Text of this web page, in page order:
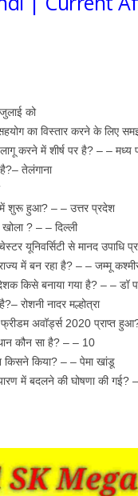
को
का विस्तार करने के लिए
लागू करने में शीर्ष पर है? – – मध्य
तेलंगाना
में शुरू हुआ? – – उत्तर प्रदेश
? – – दिल्ली
यूनिवर्सिटी से मानद उपाधि
में बन रहा है? – – जम्मू
किसे बनाया गया है? – – डॉ
रोशनी नादर मल्होत्रा
अवॉर्ड्स 2020 प्राप्त
कौन सा है? – – 10
किया? – – पेमा खांडू
में बदलने की घोषणा की